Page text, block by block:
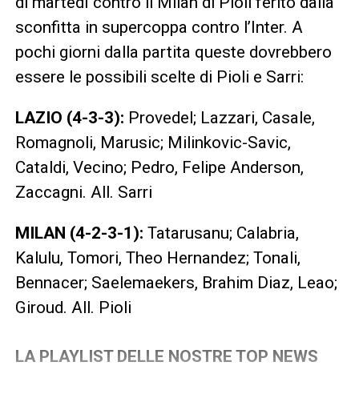
sconfitta in supercoppa contro l’Inter. A
pochi giorni dalla partita queste dovrebbero
essere le possibili scelte di Pioli e Sarri:
LAZIO (4-3-3): Provedel; Lazzari, Casale,
Romagnoli, Marusic; Milinkovic-Savic,
Cataldi, Vecino; Pedro, Felipe Anderson,
Zaccagni. All. Sarri
MILAN (4-2-3-1): Tatarusanu; Calabria,
Kalulu, Tomori, Theo Hernandez; Tonali,
Bennacer; Saelemaekers, Brahim Diaz, Leao;
Giroud. All. Pioli
LA PLAYLIST DELLE NOSTRE TOP NEWS